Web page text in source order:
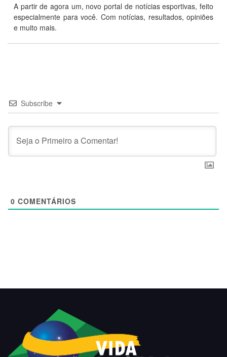
A partir de agora um, novo portal de notícias esportivas, feito
especialmente para você. Com notícias, resultados, opiniões
e muito mais.
Subscribe
0 COMENTÁRIOS